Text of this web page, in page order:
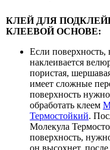
КЛЕЙ ДЛЯ
КЛЕЕВОЙ ОСНОВЕ:
Если поверхность,
наклеивается
пористая,
имеет сложные
поверхность
обработать клеем
Термостойкий.
Молекула
поверхность,
он высохнет,